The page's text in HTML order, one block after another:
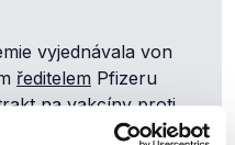
vyjednávala von
ředitelem Pfizeru
na vakcíny proti
eur. Když